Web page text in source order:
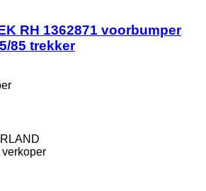
RH 1362871 voorbumper
85 trekker